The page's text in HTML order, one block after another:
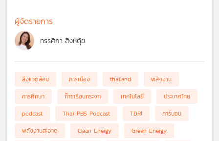
ผู้จัดรายการ
ทรรศิกา สิงห์ตุ้ย
สิ่งแวดล้อม การเมือง thailand
พลังงาน
การศึกษา
ก๊าซเรือนกระจก เทคโนโลยี
ประเทศไทย
podcast
Thai PBS Podcast TDRI
คาร์บอน
พลังงานสะอาด
Clean Energy
Green Energy